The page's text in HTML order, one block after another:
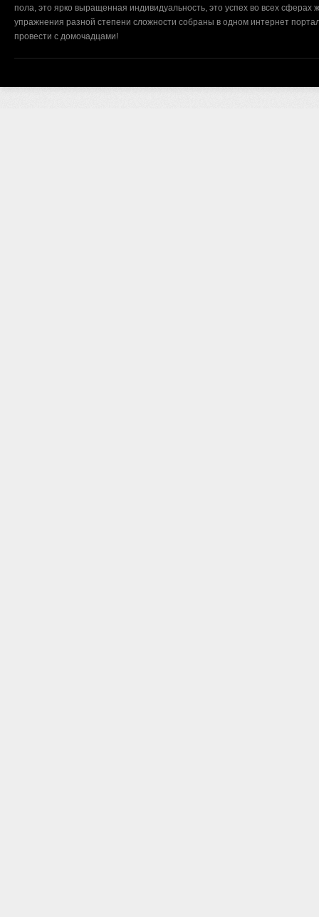
пола, это ярко выращенная индивидуальность, это успех во всех
упражнения разной степени сложности собраны в одном интернет
провести с домочадцами!